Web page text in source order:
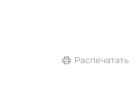
Распечатать